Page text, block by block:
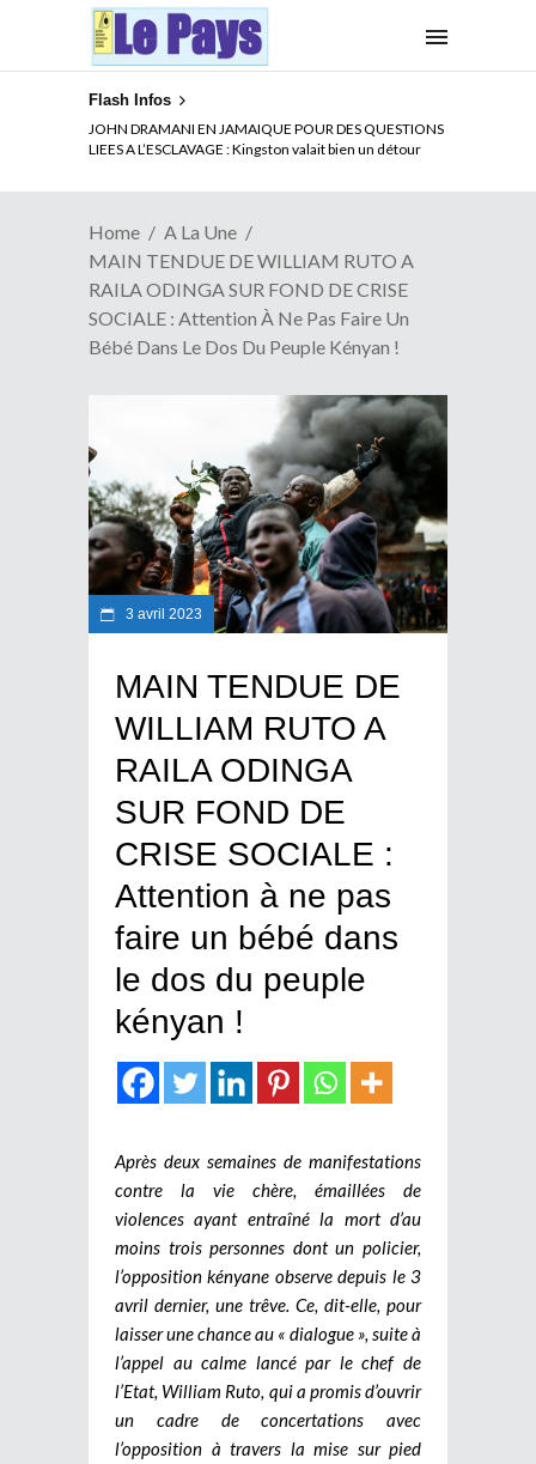
Flash Infos
ELECTION DE TALON A LA TETE DU SENAT BENINOIS :
Quand Patrice quitte le pouvoir sans partir !
Home
A La Une
MAIN TENDUE DE WILLIAM RUTO A
RAILA ODINGA SUR FOND DE CRISE
SOCIALE : Attention À Ne Pas Faire Un
Bébé Dans Le Dos Du Peuple Kényan !
3 avril 2023
MAIN TENDUE DE
WILLIAM RUTO A
RAILA ODINGA
SUR FOND DE
CRISE SOCIALE :
Attention à ne pas
faire un bébé dans
le dos du peuple
kényan !
Après deux semaines de manifestations
contre la vie chère, émaillées de
violences ayant entraîné la mort d’au
moins trois personnes dont un policier,
l’opposition kényane observe depuis le 3
avril dernier, une trêve. Ce, dit-elle, pour
laisser une chance au « dialogue », suite à
l’appel au calme lancé par le chef de
l’Etat, William Ruto, qui a promis d’ouvrir
un cadre de concertations avec
l’opposition à travers la mise sur pied